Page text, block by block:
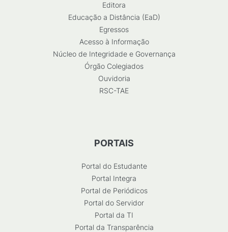
Editora
Educação a Distância (EaD)
Egressos
Acesso à Informação
Núcleo de Integridade e Governança
Órgão Colegiados
Ouvidoria
RSC-TAE
PORTAIS
Portal do Estudante
Portal Integra
Portal de Periódicos
Portal do Servidor
Portal da TI
Portal da Transparência